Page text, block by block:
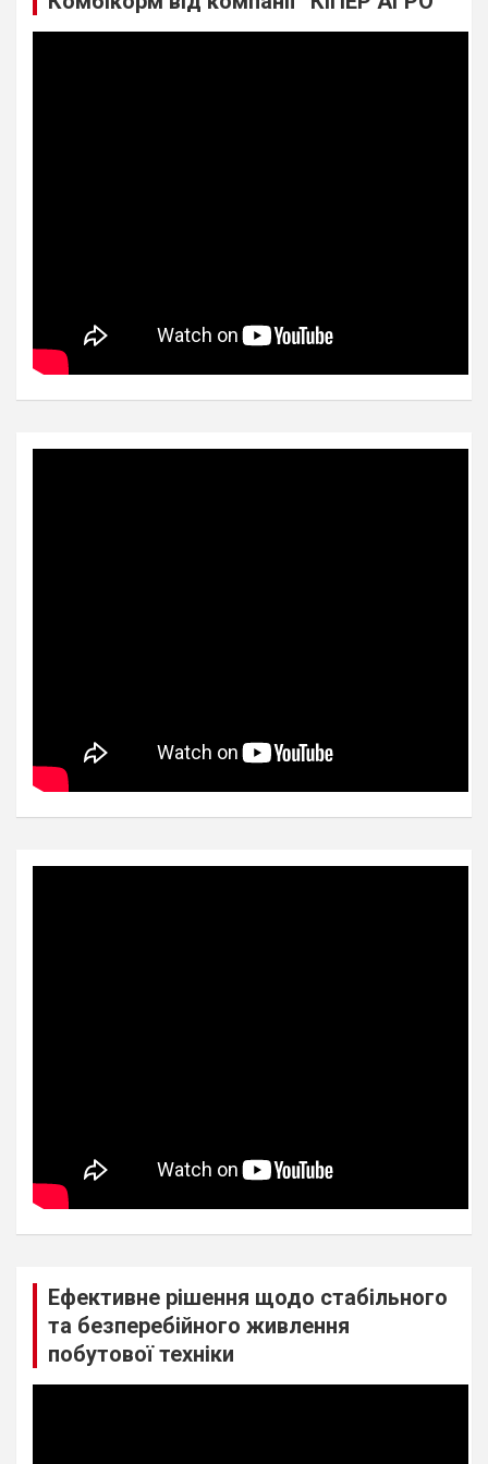
Ефективне рішення щодо стабільного
та безперебійного живлення
побутової техніки